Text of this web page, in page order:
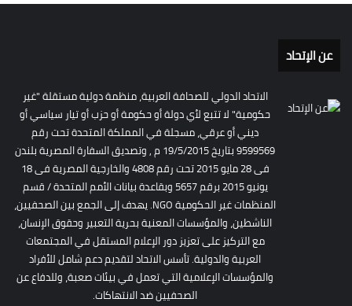
عن الإتحاد
الاتحاد الدولي للصحافة العربية، منظمة دولية مستقلة "غير
حكومية" لا تتبع لأي دولة أو حكومة أو حزب أو تيار سياسي أو
ديني أو عرقي، مسجلة في المملكة المتحدة تحت رقم
9599569 بتاريخ 19/5/2015 م , وتصديق السفارة المصرية بلندن
فى 28 مايو 2015 تحت رقم 4808 والخارجية المصرية فى 18
يونيو 2015 برقم 5657 وبقاعدة بيانات الأمم المتحدة / قسم
المنظمات غير الحكومية NGO. يهدف إلى الجمع بين الصحفيين،
الناشطين، والمؤسسات المعنية بحرية التعبير وحقوق الإنسان،
مع التركيز على تعزيز دور الإعلام المستقل في المجتمعات
العربية والدولية. تأسس الاتحاد لتقديم دعم شامل للأفراد
والمؤسسات الإعلامية التي تعمل في بيئات صعبة، وللدفاع عن
الصحفيين ضد الانتهاكات.